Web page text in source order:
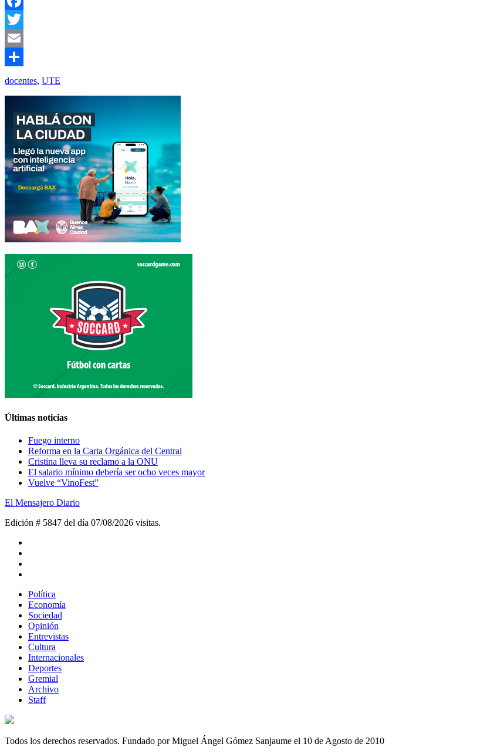
Facebook
Twitter
Email
Compartir
docentes, UTE
Últimas noticias
Fuego interno
Reforma en la Carta Orgánica del Central
Cristina lleva su reclamo a la ONU
El salario mínimo debería ser ocho veces mayor
Vuelve “VinoFest”
El Mensajero Diario
Edición # 5847 del día 07/08/2026 visitas.
Política
Economía
Sociedad
Opinión
Entrevistas
Cultura
Internacionales
Deportes
Gremial
Archivo
Staff
Todos los derechos reservados. Fundado por Miguel Ángel Gómez Sanjaume el 10 de Agosto de 2010